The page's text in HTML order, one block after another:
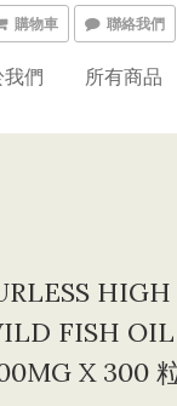
購物車 聯絡我們
我們 所有商品
HIGH
FISH
X 300